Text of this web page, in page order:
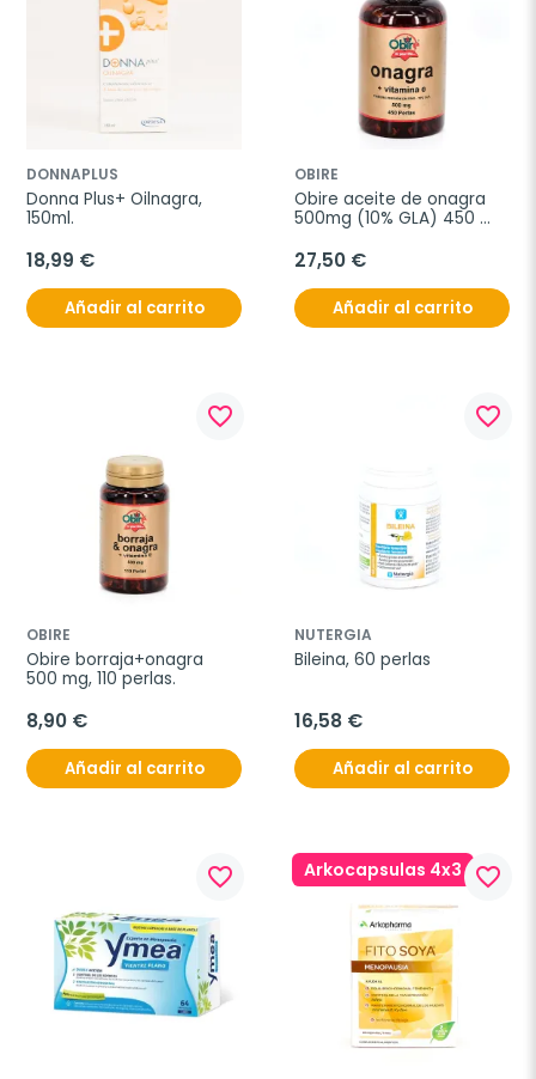
DONNAPLUS
Donna Plus+ Oilnagra,
150ml.
18,99 €
Añadir al carrito
OBIRE
Obire aceite de onagra
500mg (10% GLA) 450
27,50 €
Añadir al carrito
favorite_border
OBIRE
Obire borraja+onagra
500 mg, 110 perlas.
8,90 €
Añadir al carrito
favorite_border
NUTERGIA
Bileina, 60 perlas
16,58 €
Añadir al carrito
favorite_border Arkocapsulas 4x3 favorite_border